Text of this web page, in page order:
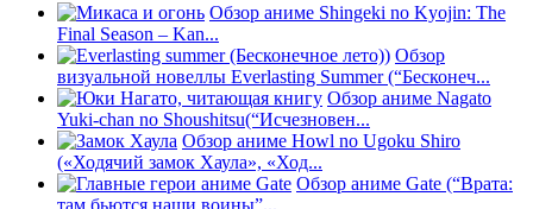
Обзор аниме Shingeki no Kyojin: The
Final Season – Kan...
Обзор
визуальной новеллы Everlasting Summer (“Бесконеч...
Обзор аниме Nagato
Yuki-chan no Shoushitsu(“Исчезновен...
Обзор аниме Howl no Ugoku Shiro
(«Ходячий замок Хаула», «Ход...
Обзор аниме Gate (“Врата:
там бьются наши воины”...